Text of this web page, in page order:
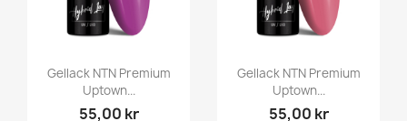
Gellack NTN Premium
Uptown...
55,00 kr
Gellack NTN Premium
Uptown...
55,00 kr